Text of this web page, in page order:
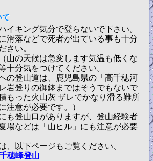
て
イキング気分で登らないで下さい。
滑落などで死者が出ている事も十分
さい。
山の天候は急変します気温も低くな
十分気をつけてください。
の登山道は、鹿児島県の「高千穂河
岩登りの御鉢まではそうでもないで
もった火山灰 ザレでかなり滑る難所
注意が必要です。）
も登山口がありますが、登山経験者
場などは「山ヒル」にも注意が必要
、以下ページもご覧ください、
穂峰登山